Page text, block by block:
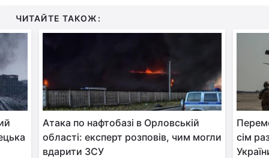
ЧИТАЙТЕ ТАКОЖ:
Атака по нафтобазі в Орловській
області: експерт розповів, чим могли
вдарити ЗСУ
сім